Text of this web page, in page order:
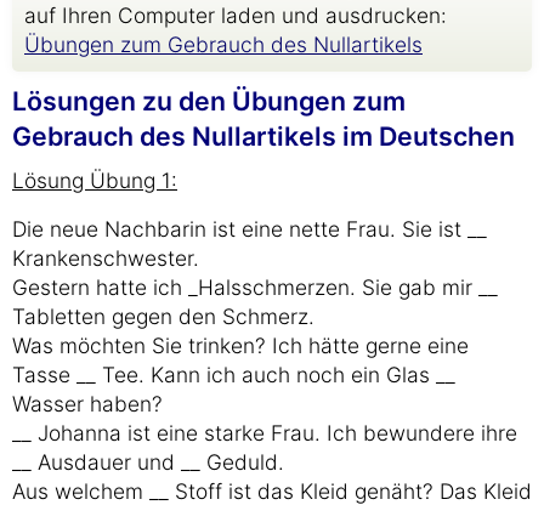
auf Ihren Computer laden und ausdrucken:
Übungen zum Gebrauch des Nullartikels
Lösungen zu den Übungen zum
Gebrauch des Nullartikels im Deutschen
Lösung Übung 1:
Die neue Nachbarin ist eine nette Frau. Sie ist __
Krankenschwester.
Gestern hatte ich _Halsschmerzen. Sie gab mir __
Tabletten gegen den Schmerz.
Was möchten Sie trinken? Ich hätte gerne eine
Tasse __ Tee. Kann ich auch noch ein Glas __
Wasser haben?
__ Johanna ist eine starke Frau. Ich bewundere ihre
__ Ausdauer und __ Geduld.
Aus welchem __ Stoff ist das Kleid genäht? Das Kleid